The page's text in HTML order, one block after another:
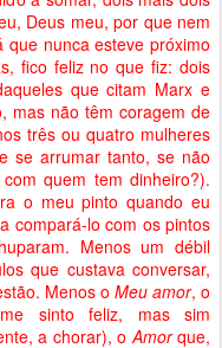
Deus meu, por que nem
nunca esteve próximo
fico feliz no que fiz: dois
que citam Marx e
mas não têm coragem de
três ou quatro mulheres
se arrumar tanto, se não
quem tem dinheiro?).
o meu pinto quando eu
compará-lo com os pintos
Menos um débil
que custava conversar,
Menos o Meu amor, o
sinto feliz, mas sim
a chorar), oAmorque,